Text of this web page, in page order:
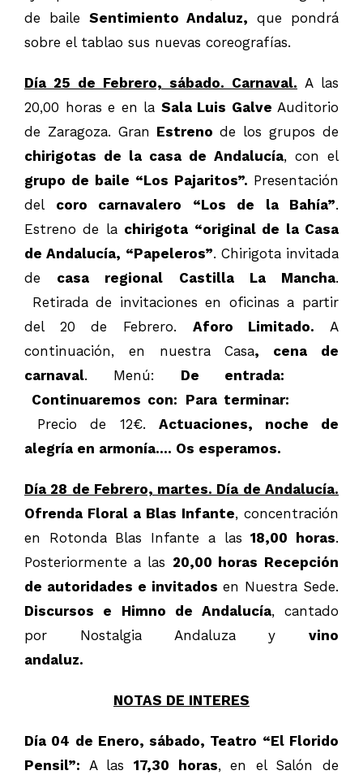
de baile Sentimiento Andaluz, que pondrá
sobre el tablao sus nuevas coreografías.
Día 25 de Febrero, sábado. Carnaval. A las
20,00 horas e en la Sala Luis Galve Auditorio
de Zaragoza. Gran Estreno de los grupos de
chirigotas de la casa de Andalucía, con el
grupo de baile “Los Pajaritos”. Presentación
del coro carnavalero “Los de la Bahía”.
Estreno de la chirigota “original de la Casa
de Andalucía, “Papeleros”. Chirigota invitada
de casa regional Castilla La Mancha.
Retirada de invitaciones en oficinas a partir
del 20 de Febrero. Aforo Limitado. A
continuación, en nuestra Casa, cena de
carnaval. Menú: De entrada:
Continuaremos con: Para terminar:
Precio de 12€. Actuaciones, noche de
alegría en armonía…. Os esperamos.
Día 28 de Febrero, martes. Día de Andalucía.
Ofrenda Floral a Blas Infante, concentración
en Rotonda Blas Infante a las18,00 horas.
Posteriormente a las 20,00 horas Recepción
de autoridades e invitados en Nuestra Sede.
Discursos e
Himno de Andalucía, cantado
por Nostalgia Andaluza y vino
andaluz.
NOTAS DE INTERES
Día 04 de Enero, sábado, Teatro “El Florido
Pensil”: A las 17,30 horas, en el Salón de